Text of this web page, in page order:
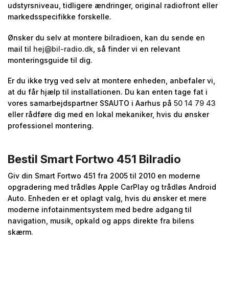
udstyrsniveau, tidligere ændringer, original radiofront eller
markedsspecifikke forskelle.
Ønsker du selv at montere bilradioen, kan du sende en
mail til hej@bil-radio.dk , så finder vi en relevant
monteringsguide til dig.
Er du ikke tryg ved selv at montere enheden, anbefaler vi,
at du får hjælp til installationen. Du kan enten tage fat i
vores samarbejdspartner SSAUTO i Aarhus på 50 14 79 43
eller rådføre dig med en lokal mekaniker, hvis du ønsker
professionel montering.
Bestil Smart Fortwo 451 Bilradio
Giv din Smart Fortwo 451 fra 2005 til 2010 en moderne
opgradering med trådløs Apple CarPlay og trådløs Android
Auto. Enheden er et oplagt valg, hvis du ønsker et mere
moderne infotainmentsystem med bedre adgang til
navigation, musik, opkald og apps direkte fra bilens
skærm.